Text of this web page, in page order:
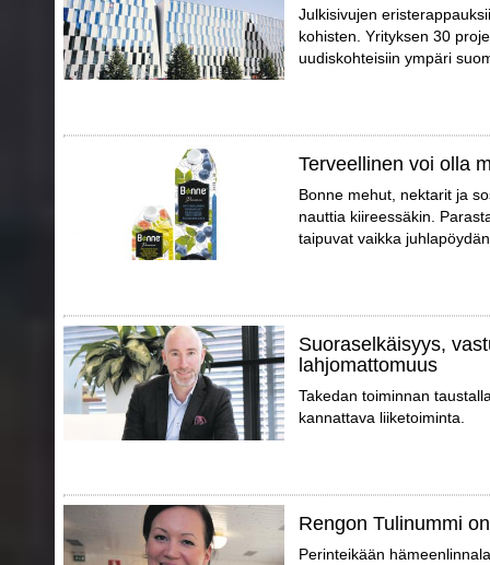
Julkisivujen
kohisten. Yrityksen 30
uudiskohteisiin ympäri
Terveellinen voi olla
Bonne mehut, nektarit ja
nauttia kiireessäkin.
taipuvat vaikka
Suoraselkäisyys,
lahjomattomuus
Takedan toiminnan
kannattava liiketoiminta.
Rengon Tulinummi
Perinteikään